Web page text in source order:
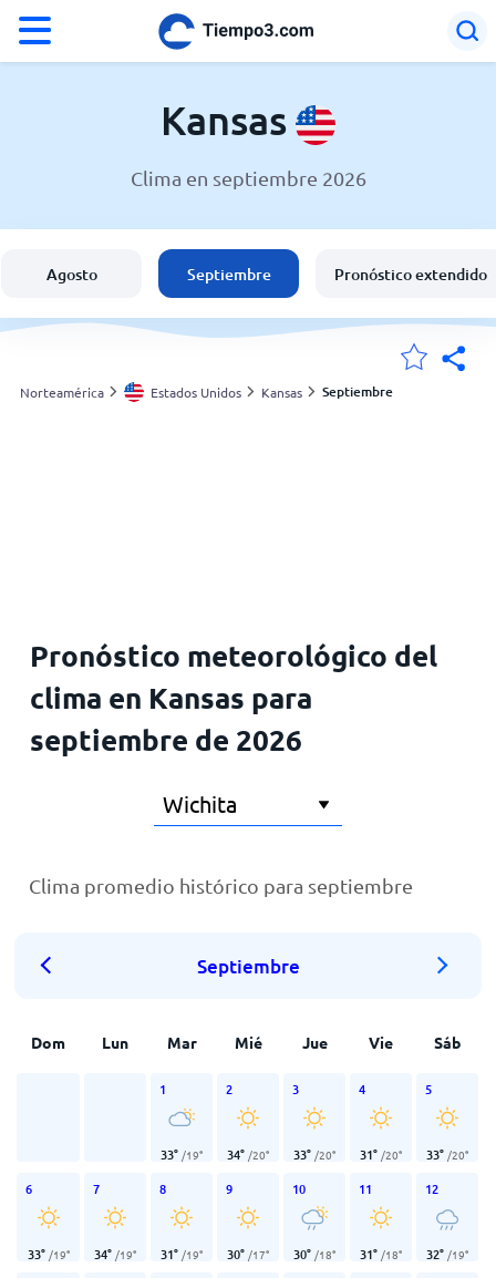
El clima en Kansas
España
Argentina
Kansas
Clima en septiembre 2026
Agosto Septiembre Pronóstico extendido
Norteamérica Estados Unidos Kansas Septiembre
Pronóstico meteorológico del
clima en Kansas para
septiembre de 2026
Clima promedio histórico para septiembre
Septiembre
Dom Lun Mar Mié Jue Vie Sáb
1
33° /19°
2
34° /20°
3
33° /20°
4
31° /20°
5
33° /20°
6
33° /19°
7
34° /19°
8
31° /19°
9
30° /17°
10
30° /18°
11
31° /18°
12
32° /19°